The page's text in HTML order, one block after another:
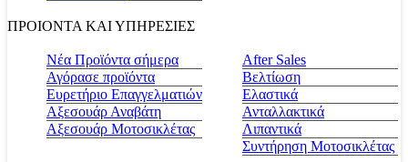
ΠΡΟΙΟΝΤΑ ΚΑΙ ΥΠΗΡΕΣΙΕΣ
Νέα Προϊόντα σήμερα
Αγόρασε προϊόντα
Ευρετήριο Επαγγελματιών
Αξεσουάρ Αναβάτη
Αξεσουάρ Μοτοσικλέτας
Αfter Sales
Βελτίωση
Ελαστικά
Ανταλλακτικά
Λιπαντικά
Συντήρηση Μοτοσικλέτας